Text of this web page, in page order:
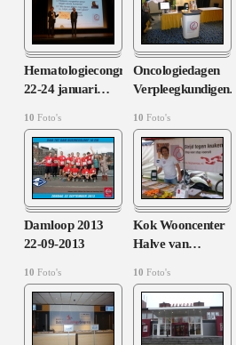
Hematologiecongres
22-24 januari…
10 Foto's
Oncologiedagen
Verpleegkundigen…
10 Foto's
Damloop 2013
22-09-2013
10 Foto's
Kok Wooncenter
Halve van…
10 Foto's